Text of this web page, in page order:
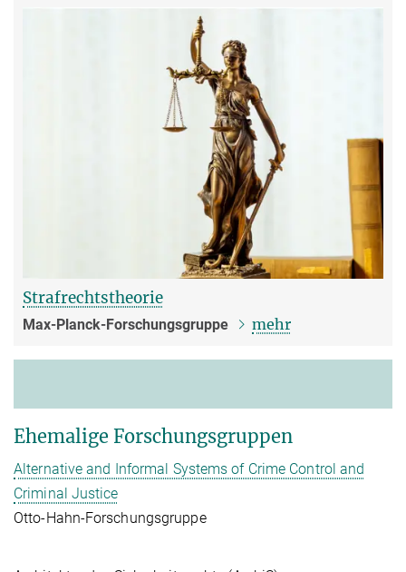
Strafrechtstheorie
Max-Planck-Forschungsgruppe mehr
Ehemalige Forschungsgruppen
Alternative and Informal Systems of Crime Control and
Criminal Justice
Otto-Hahn-Forschungsgruppe